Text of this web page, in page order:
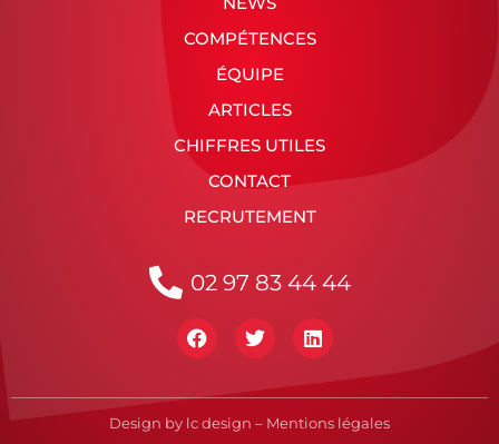
COMPÉTENCES
ÉQUIPE
ARTICLES
CHIFFRES UTILES
CONTACT
RECRUTEMENT
02 97 83 44 44
Design by lc design – Mentions légales